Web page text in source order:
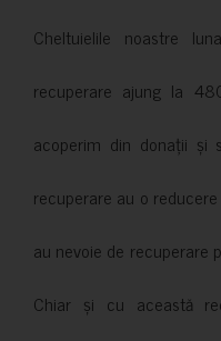
Cheltuielile noastre
recuperare ajung la
acoperim din donații și
recuperare au o
au nevoie de recuperare
Chiar și cu această